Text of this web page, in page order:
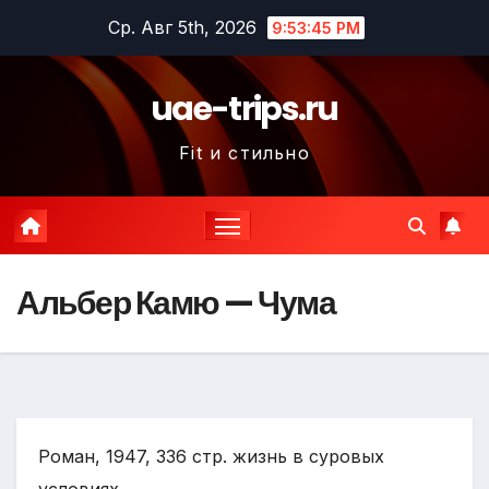
содержимому
Ср. Авг 5th, 2026 9:53:46 PM
uae-trips.ru
Fit и стильно
Альбер Камю — Чума
Роман, 1947, 336 стр. жизнь в суровых